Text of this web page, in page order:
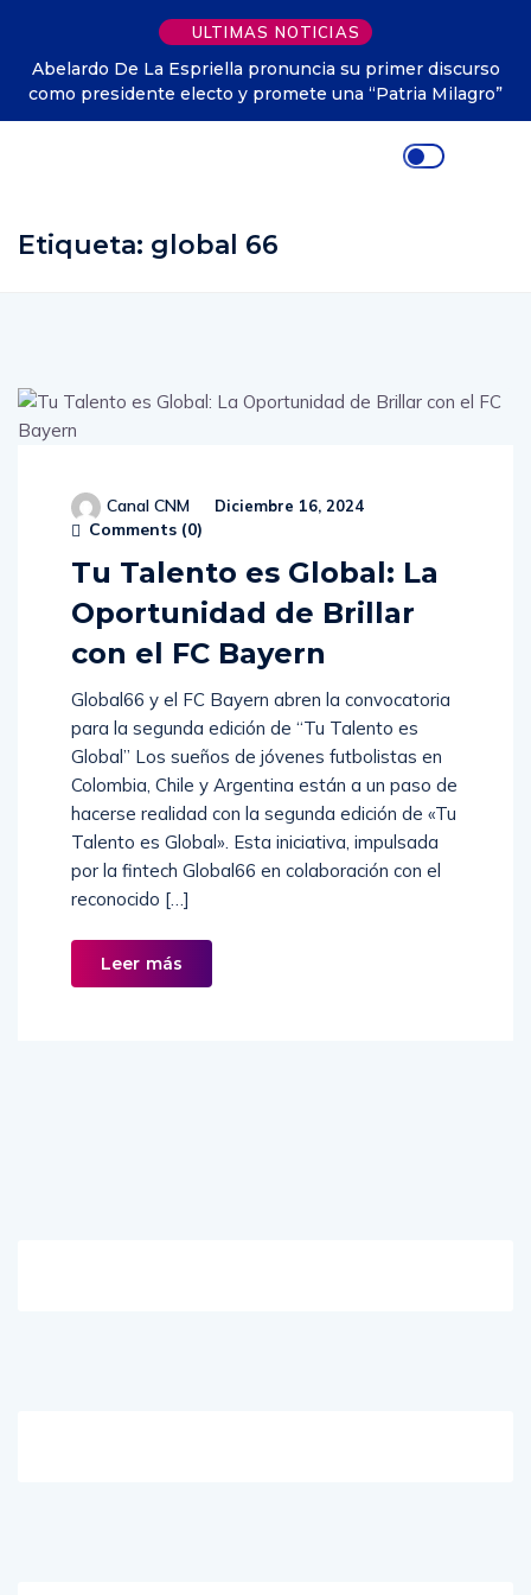
ULTIMAS NOTICIAS
Abelardo De La Espriella pronuncia su primer discurso
como presidente electo y promete una “Patria Milagro”
Etiqueta: global 66
Canal CNM Diciembre 16, 2024
Comments (0)
Tu Talento es Global: La
Oportunidad de Brillar
con el FC Bayern
Global66 y el FC Bayern abren la convocatoria
para la segunda edición de “Tu Talento es
Global” Los sueños de jóvenes futbolistas en
Colombia, Chile y Argentina están a un paso de
hacerse realidad con la segunda edición de «Tu
Talento es Global». Esta iniciativa, impulsada
por la fintech Global66 en colaboración con el
reconocido […]
Leer más